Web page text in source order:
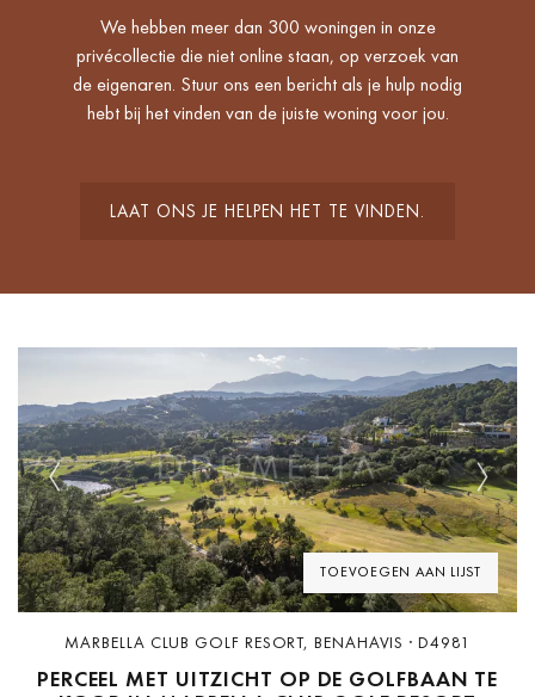
We hebben meer dan 300 woningen in onze
privécollectie die niet online staan, op verzoek van
de eigenaren. Stuur ons een bericht als je hulp nodig
hebt bij het vinden van de juiste woning voor jou.
LAAT ONS JE HELPEN HET TE VINDEN.
TOEVOEGEN AAN LIJST
Previous Next
MARBELLA CLUB GOLF RESORT, BENAHAVIS · D4981
PERCEEL MET UITZICHT OP DE GOLFBAAN TE